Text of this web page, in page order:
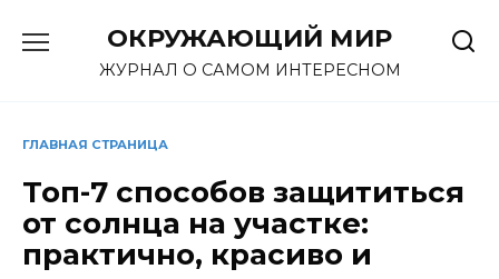
содержанию
ОКРУЖАЮЩИЙ МИР
ЖУРНАЛ О САМОМ ИНТЕРЕСНОМ
ГЛАВНАЯ СТРАНИЦА
Топ-7 способов защититься
от солнца на участке:
практично, красиво и